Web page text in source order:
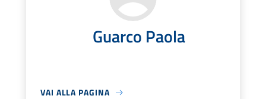
Guarco Paola
VAI ALLA PAGINA